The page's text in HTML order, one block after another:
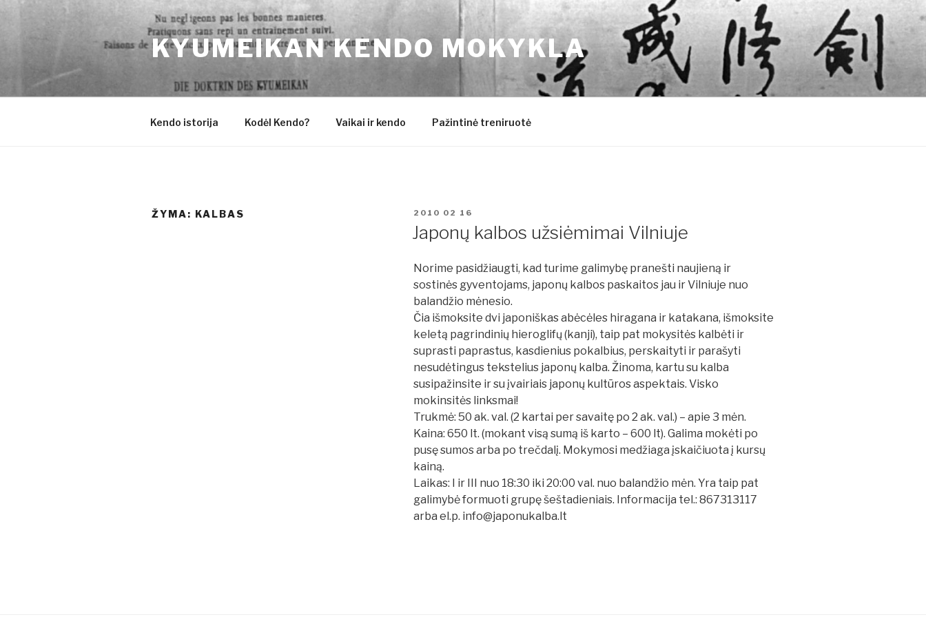
KYUMEIKAN KENDO MOKYKLA
Kendo istorija Kodėl Kendo? Vaikai ir kendo Pažintinė treniruotė
ŽYMA: KALBAS PASKELBTA
2010 02 16
Japonų kalbos užsiėmimai Vilniuje
Norime pasidžiaugti, kad turime galimybę pranešti naujieną ir
sostinės gyventojams, japonų kalbos paskaitos jau ir Vilniuje nuo
balandžio mėnesio.
Čia išmoksite dvi japoniškas abėcėles hiragana ir katakana, išmoksite
keletą pagrindinių hieroglifų (kanji), taip pat mokysitės kalbėti ir
suprasti paprastus, kasdienius pokalbius, perskaityti ir parašyti
nesudėtingus tekstelius japonų kalba. Žinoma, kartu su kalba
susipažinsite ir su įvairiais japonų kultūros aspektais. Visko
mokinsitės linksmai!
Trukmė: 50 ak. val. (2 kartai per savaitę po 2 ak. val.) – apie 3 mėn.
Kaina: 650 lt. (mokant visą sumą iš karto – 600 lt). Galima mokėti po
pusę sumos arba po trečdalį. Mokymosi medžiaga įskaičiuota į kursų
kainą.
Laikas: I ir III nuo 18:30 iki 20:00 val. nuo balandžio mėn. Yra taip pat
galimybė formuoti grupę šeštadieniais. Informacija tel.: 867313117
arba el.p. info@japonukalba.lt